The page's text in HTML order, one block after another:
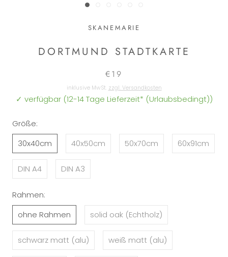
SKANEMARIE
DORTMUND STADTKARTE
€19
inklusive MwSt. zzgl. Versandkosten
✓ verfügbar (12-14 Tage Lieferzeit* (Urlaubsbedingt))
Größe:
30x40cm
40x50cm 50x70cm 60x91cm
DIN A4 DIN A3
Rahmen:
ohne Rahmen
solid oak (Echtholz)
schwarz matt (alu) weiß matt (alu)